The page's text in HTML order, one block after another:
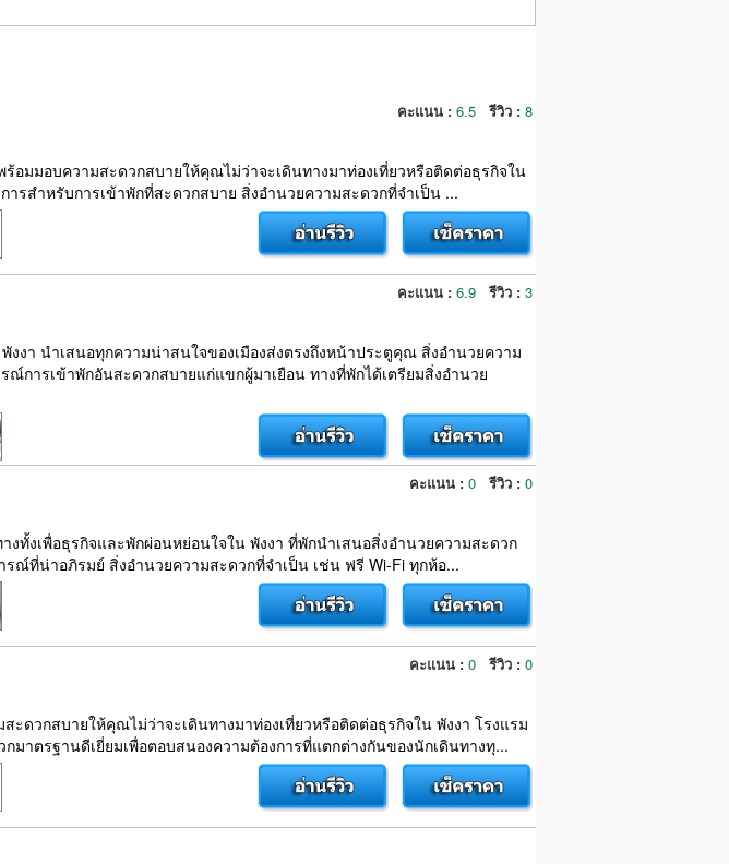
คะแนน : 6.5 รีวิว : 8
อมมอบความสะดวกสบายให้คุณไม่ว่าจะเดินทางมาท่องเที่ยวหรือติดต่อธุรกิจใน
รสำหรับการเข้าพักที่สะดวกสบาย สิ่งอำนวยความสะดวกที่จำเป็น ...
คะแนน : 6.9 รีวิว : 3
งงา นำเสนอทุกความน่าสนใจของเมืองส่งตรงถึงหน้าประตูคุณ สิ่งอำนวยความ
การเข้าพักอันสะดวกสบายแก่แขกผู้มาเยือน ทางที่พักได้เตรียมสิ่งอำนวย
คะแนน : 0 รีวิว : 0
ทั้งเพื่อธุรกิจและพักผ่อนหย่อนใจใน พังงา ที่พักนำเสนอสิ่งอำนวยความสะดวก
ณ์ที่น่าอภิรมย์ สิ่งอำนวยความสะดวกที่จำเป็น เช่น ฟรี Wi-Fi ทุกห้อ...
คะแนน : 0 รีวิว : 0
ดวกสบายให้คุณไม่ว่าจะเดินทางมาท่องเที่ยวหรือติดต่อธุรกิจใน พังงา โรงแรม
มาตรฐานดีเยี่ยมเพื่อตอบสนองความต้องการที่แตกต่างกันของนักเดินทางทุ...